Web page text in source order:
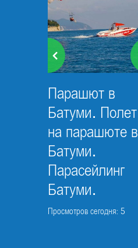
Парашют в
Батуми. Полет
на парашюте в
Батуми.
Парасейлинг
Батуми.
Просмотров сегодня: 5